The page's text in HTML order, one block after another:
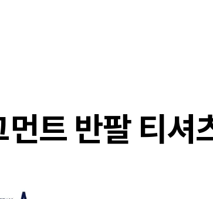
트 반팔 티